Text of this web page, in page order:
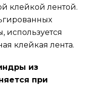
клейкой лентой.
используется
клейкая лента.
из
при